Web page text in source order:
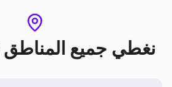
نغطي جميع المناطق